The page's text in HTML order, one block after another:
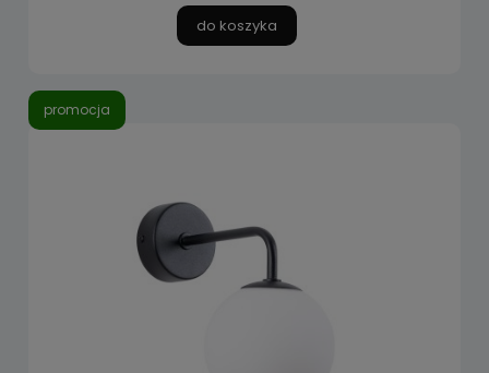
do koszyka
promocja